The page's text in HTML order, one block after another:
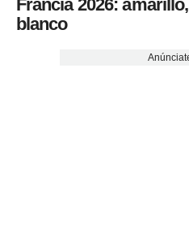
Francia 2026:
blanco